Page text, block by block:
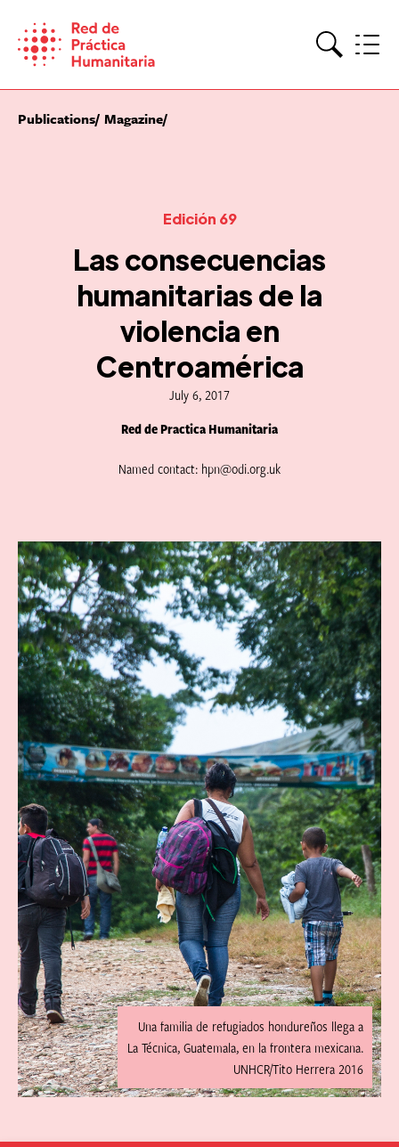
content
Publications Magazine
Edición 69
Las consecuencias
humanitarias de la
violencia en
Centroamérica
July 6, 2017
Red de Practica Humanitaria
Named contact: hpn@odi.org.uk
Una familia de refugiados hondureños llega a
La Técnica, Guatemala, en la frontera mexicana.
UNHCR/Tito Herrera 2016